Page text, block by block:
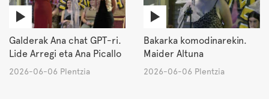
Galderak Ana chat GPT-ri.
Lide Arregi eta Ana Picallo
2026-06-06 Plentzia
Bakarka komodinarekin.
Maider Altuna
2026-06-06 Plentzia